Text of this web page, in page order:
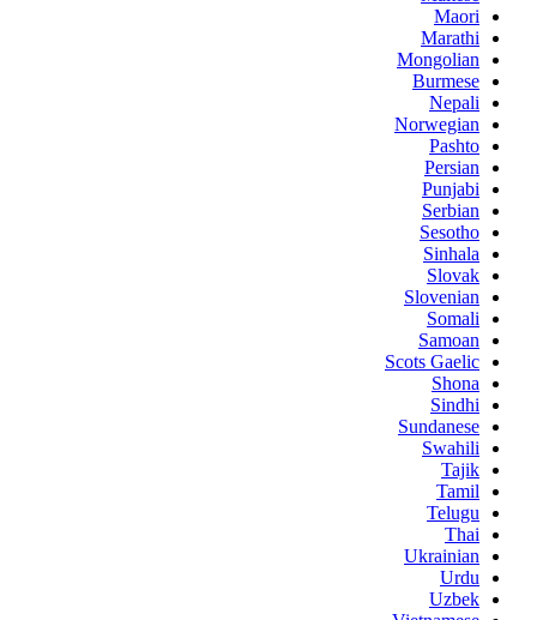
Maori
Marathi
Mongolian
Burmese
Nepali
Norwegian
Pashto
Persian
Punjabi
Serbian
Sesotho
Sinhala
Slovak
Slovenian
Somali
Samoan
Scots Gaelic
Shona
Sindhi
Sundanese
Swahili
Tajik
Tamil
Telugu
Thai
Ukrainian
Urdu
Uzbek